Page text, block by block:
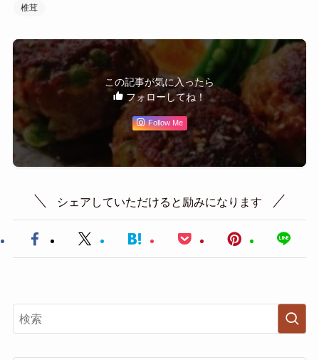
椎茸
この記事が気に入ったら
フォローしてね！
Follow Me
シェアしていただけると励みになります